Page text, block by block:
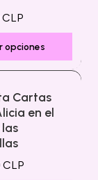
opciones
Cartas
en el
las
CLP